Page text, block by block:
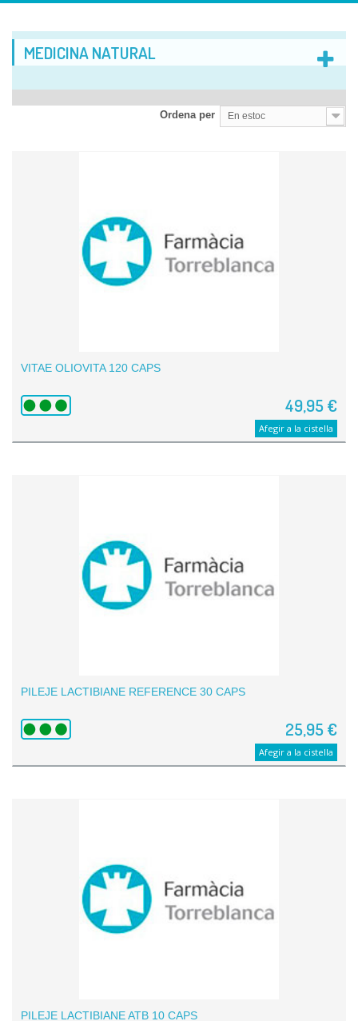
MEDICINA NATURAL
Ordena per En estoc
VITAE OLIOVITA 120 CAPS
49,95 €
Afegir a la cistella
PILEJE LACTIBIANE REFERENCE 30 CAPS
25,95 €
Afegir a la cistella
PILEJE LACTIBIANE ATB 10 CAPS